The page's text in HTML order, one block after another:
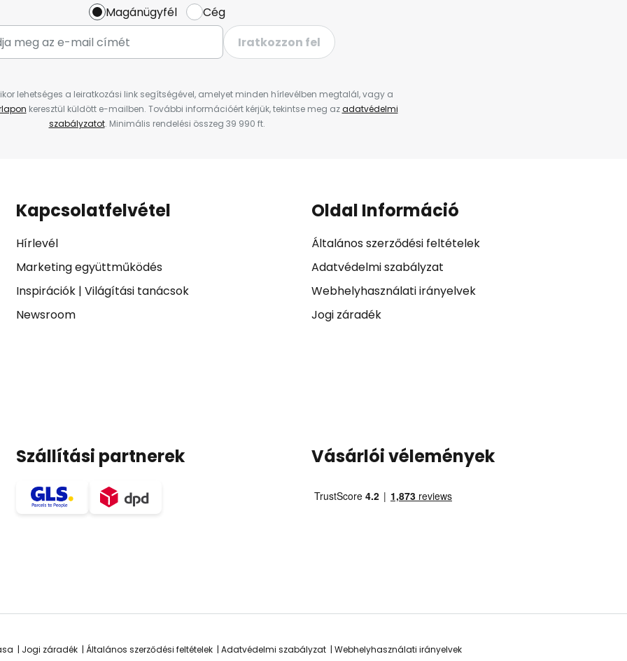
Magánügyfél
Cég
Iratkozzon fel
lehetséges a leiratkozási link segítségével, amelyet minden hírlevélben megtalál, vagy a
keresztül küldött e-mailben. További információért kérjük, tekintse meg azadatvédelmi
szabályzatot. Minimális rendelési összeg 39 990 ft.
Kapcsolatfelvétel
Hírlevél
Marketing együttműködés
Inspirációk| Világítási tanácsok
Newsroom
Oldal Információ
Általános szerződési feltételek
Adatvédelmi szabályzat
Webhelyhasználati irányelvek
Jogi záradék
Szállítási partnerek Vásárlói vélemények
Jogi záradék Általános szerződési feltételek Adatvédelmi szabályzat Webhelyhasználati irányelvek